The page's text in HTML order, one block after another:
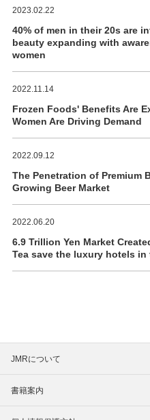
2023.02.22
40% of men in their 20s are
beauty expanding with
women
2022.11.14
Frozen Foods' Benefits Are
Women Are Driving Demand
2022.09.12
The Penetration of Premium
Growing Beer Market
2022.06.20
6.9 Trillion Yen Market
Tea save the luxury hotels
JMRについて
書籍案内